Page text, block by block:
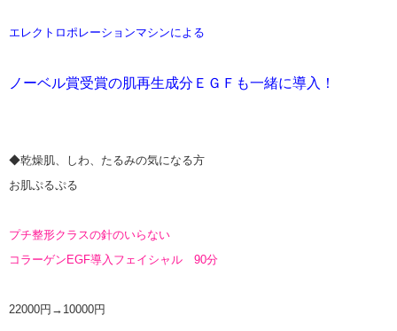
エレクトロポレーションマシンによる
ノーベル賞受賞の肌再生成分ＥＧＦも一緒に導入！
◆乾燥肌、しわ、たるみの気になる方
お肌ぷるぷる
プチ整形クラスの針のいらない
コラーゲンEGF導入 フェイシャル 90分
22000円→10000円